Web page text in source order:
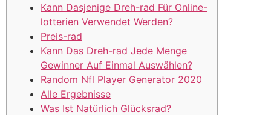
Kann Dasjenige Dreh-rad Für Online-
lotterien Verwendet Werden?
Preis-rad
Kann Das Dreh-rad Jede Menge
Gewinner Auf Einmal Auswählen?
Random Nfl Player Generator 2020
Alle Ergebnisse
Was Ist Natürlich Glücksrad?